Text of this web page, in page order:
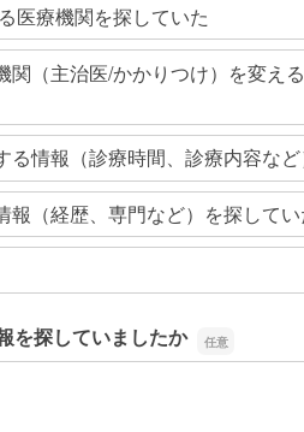
医療機関を探していた
関（主治医/かかりつけ）を変え
る情報（診療時間、診療内容な
報（経歴、専門など）を探してい
を探していましたか
探していましたか